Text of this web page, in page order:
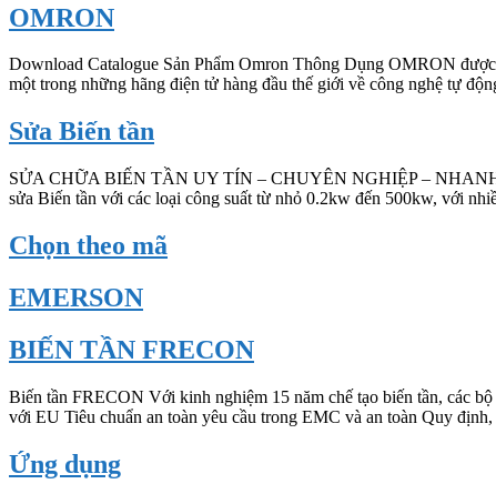
OMRON
Download Catalogue Sản Phẩm Omron Thông Dụng OMRON
một trong những hãng điện tử hàng đầu thế giới về công nghệ tự
Sửa Biến tần
SỬA CHỮA BIẾN TẦN UY TÍN – CHUYÊN NGHIỆP – NHANH
sửa Biến tần với các loại công suất từ nhỏ 0.2kw đến 500kw, với
Chọn theo mã
EMERSON
BIẾN TẦN FRECON
Biến tần FRECON Với kinh nghiệm 15 năm chế tạo biến tần, các
với EU Tiêu chuẩn an toàn yêu cầu trong EMC và an toàn Quy
Ứng dụng